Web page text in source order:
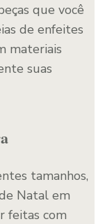
que você
de enfeites
materiais
suas
tamanhos,
Natal em
feitas com